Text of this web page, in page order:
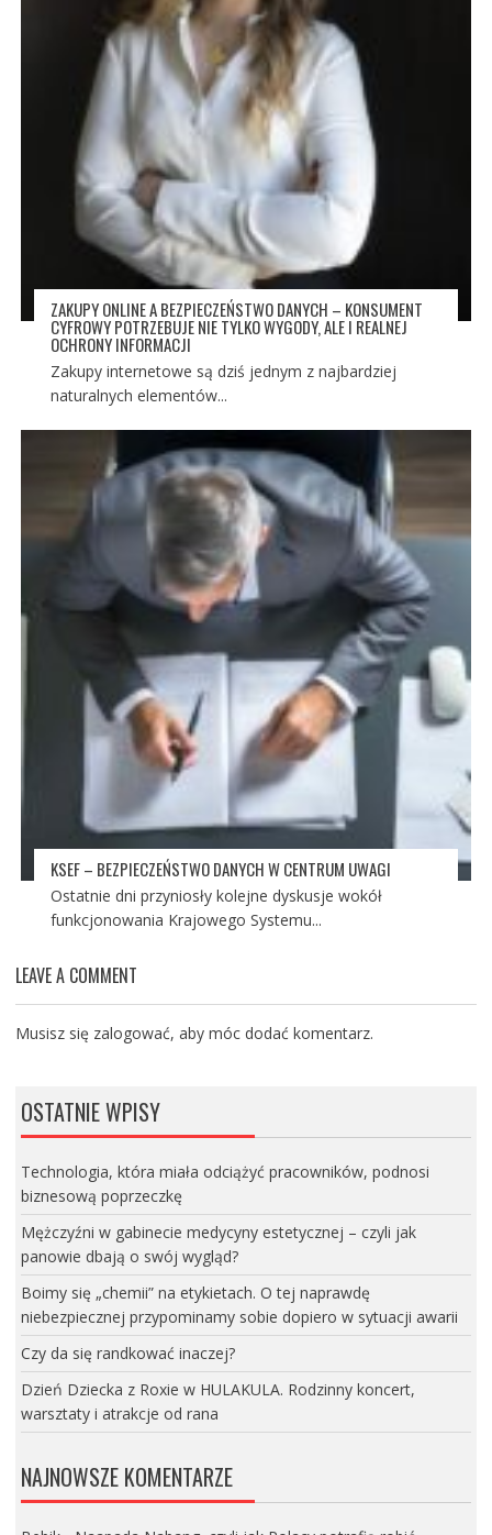
ZAKUPY ONLINE A BEZPIECZEŃSTWO DANYCH – KONSUMENT
CYFROWY POTRZEBUJE NIE TYLKO WYGODY, ALE I REALNEJ
OCHRONY INFORMACJI
Zakupy internetowe są dziś jednym z najbardziej
naturalnych elementów...
KSEF – BEZPIECZEŃSTWO DANYCH W CENTRUM UWAGI
Ostatnie dni przyniosły kolejne dyskusje wokół
funkcjonowania Krajowego Systemu...
LEAVE A COMMENT
Musisz się zalogować, aby móc dodać komentarz.
OSTATNIE WPISY
Technologia, która miała odciążyć pracowników, podnosi
biznesową poprzeczkę
Mężczyźni w gabinecie medycyny estetycznej – czyli jak
panowie dbają o swój wygląd?
Boimy się „chemii” na etykietach. O tej naprawdę
niebezpiecznej przypominamy sobie dopiero w sytuacji awarii
Czy da się randkować inaczej?
Dzień Dziecka z Roxie w HULAKULA. Rodzinny koncert,
warsztaty i atrakcje od rana
NAJNOWSZE KOMENTARZE